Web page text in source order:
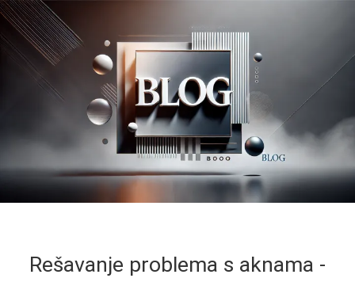
Rešavanje problema s aknama -